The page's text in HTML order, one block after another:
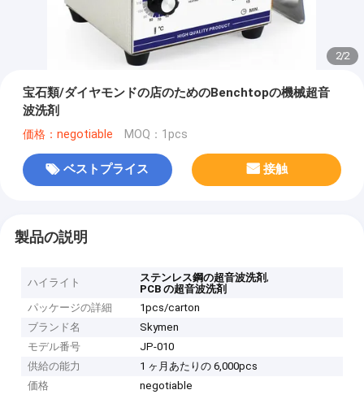
2/2
宝石類/ダイヤモンドの店のためのBenchtopの機械超音
波洗剤
価格：negotiable MOQ：1pcs
ベストプライス 接触
製品の説明
ハイライト ステンレス鋼の超音波洗剤,
PCB の超音波洗剤
パッケージの詳細
1pcs/carton
ブランド名
Skymen
モデル番号
JP-010
供給の能力
1 ヶ月あたりの 6,000pcs
価格
negotiable